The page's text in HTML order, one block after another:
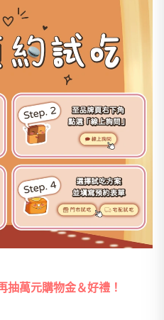
抽萬元購物金＆好禮！